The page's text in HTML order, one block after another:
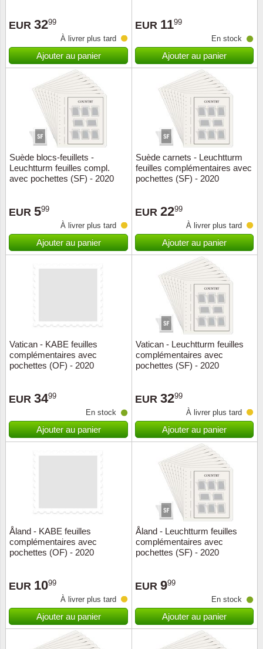
EUR 3299
À livrer plus tard
Ajouter au panier
EUR 1199
En stock
Ajouter au panier
Suède blocs-feuillets -
Leuchtturm feuilles compl.
avec pochettes (SF) - 2020
EUR 599
À livrer plus tard
Ajouter au panier
Suède carnets - Leuchtturm
feuilles complémentaires avec
pochettes (SF) - 2020
EUR 2299
À livrer plus tard
Ajouter au panier
Vatican - KABE feuilles
complémentaires avec
pochettes (OF) - 2020
EUR 3499
En stock
Ajouter au panier
Vatican - Leuchtturm feuilles
complémentaires avec
pochettes (SF) - 2020
EUR 3299
À livrer plus tard
Ajouter au panier
Åland - KABE feuilles
complémentaires avec
pochettes (OF) - 2020
EUR 1099
À livrer plus tard
Ajouter au panier
Åland - Leuchtturm feuilles
complémentaires avec
pochettes (SF) - 2020
EUR 999
En stock
Ajouter au panier
Malte
ONU
Sport